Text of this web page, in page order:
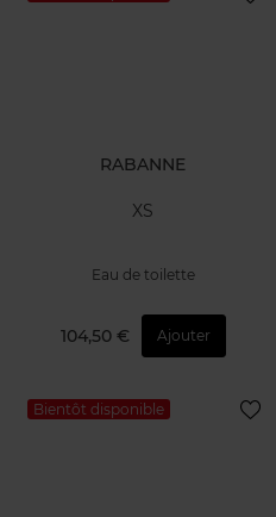
RABANNE
XS
Eau de toilette
104,50 € Ajouter
Bientôt disponible